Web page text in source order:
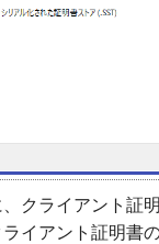
、クライアント証
イアント証明書